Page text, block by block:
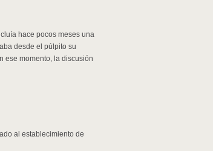
hace pocos meses una
desde el púlpito su
ese momento, la discusión
al establecimiento de